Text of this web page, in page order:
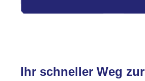
Ihr schneller Weg zur